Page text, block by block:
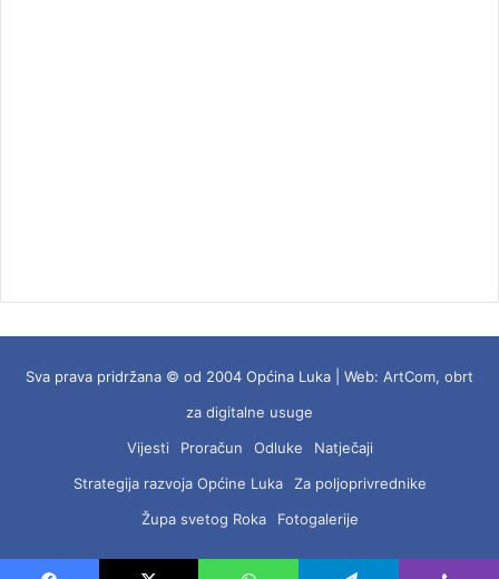
Sva prava pridržana © od 2004 Općina Luka | Web: ArtCom, obrt
za digitalne usuge
Vijesti
Proračun Odluke
Natječaji
Strategija razvoja Općine Luka
Za poljoprivrednike
Župa svetog Roka
Fotogalerije